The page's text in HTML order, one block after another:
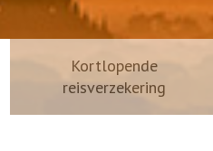
Kortlopende
reisverzekering